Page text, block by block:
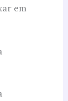
em